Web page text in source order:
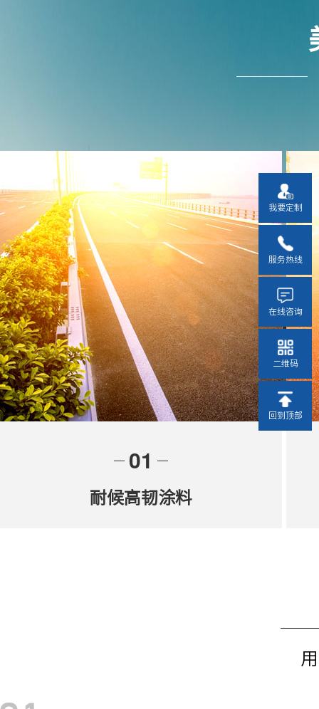
01
耐候高韧涂料
我要定制
服务热线
在线咨询
二维码
回到顶部